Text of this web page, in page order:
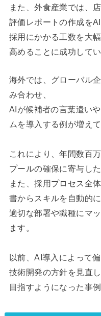
また、外食産業では、
評価レポートの作成を
採用にかかる工数を大
高めることに成功してい
海外では、グローバル
み合わせ、
AIが候補者の言葉遣い
ムを導入する例が増えて
これにより、年間数百
プールの確保に寄与し
また、採用プロセス全
書からスキルを自動的に
適切な部署や職種にマ
ます。
以前、AI導入によって
技術開発の方針を見直し
目指すようになった事